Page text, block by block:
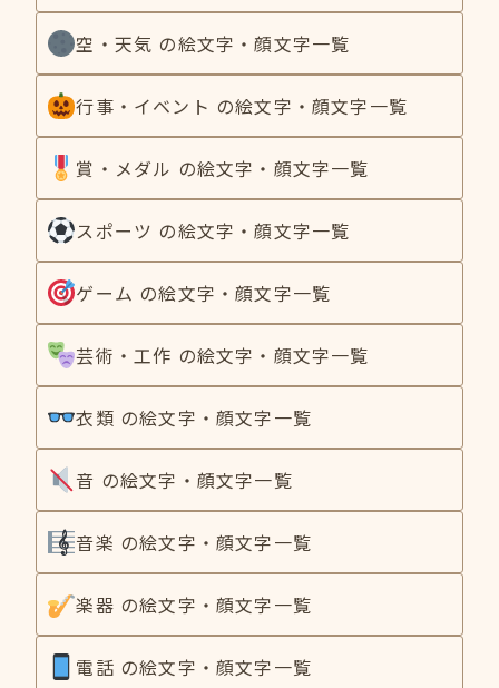
空・天気 の絵文字・顔文字一覧
行事・イベント の絵文字・顔文字一覧
賞・メダル の絵文字・顔文字一覧
スポーツ の絵文字・顔文字一覧
ゲーム の絵文字・顔文字一覧
芸術・工作 の絵文字・顔文字一覧
衣類 の絵文字・顔文字一覧
音 の絵文字・顔文字一覧
音楽 の絵文字・顔文字一覧
楽器 の絵文字・顔文字一覧
電話 の絵文字・顔文字一覧